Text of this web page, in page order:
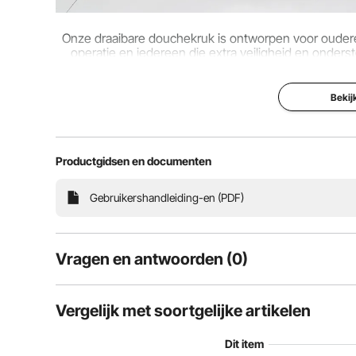
Onze draaibare douchekruk is ontworpen voor
operatie en iedereen die extra veiligheid en
De douchestoel is gemaakt van hoogwaardig PP
Productgidsen en documenten
Gebruikershandleiding-en (PDF)
Vragen en antwoorden (0)
Is het product duurzaam? ...
Vergelijk met soortgelijke artikelen
Dit item